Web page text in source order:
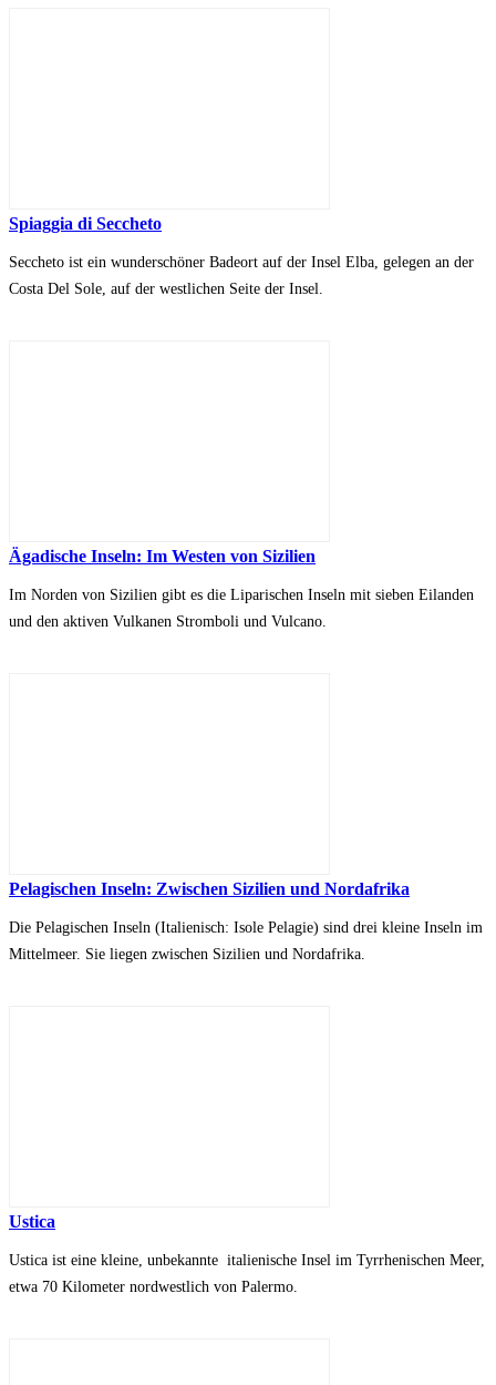
Spiaggia di Seccheto
Seccheto ist ein wunderschöner Badeort auf der Insel Elba, gelegen an der
Costa Del Sole, auf der westlichen Seite der Insel.
Ägadische Inseln: Im Westen von Sizilien
Im Norden von Sizilien gibt es die Liparischen Inseln mit sieben Eilanden
und den aktiven Vulkanen Stromboli und Vulcano.
Pelagischen Inseln: Zwischen Sizilien und Nordafrika
Die Pelagischen Inseln (Italienisch: Isole Pelagie) sind drei kleine Inseln im
Mittelmeer. Sie liegen zwischen Sizilien und Nordafrika.
Ustica
Ustica ist eine kleine, unbekannte italienische Insel im Tyrrhenischen Meer,
etwa 70 Kilometer nordwestlich von Palermo.